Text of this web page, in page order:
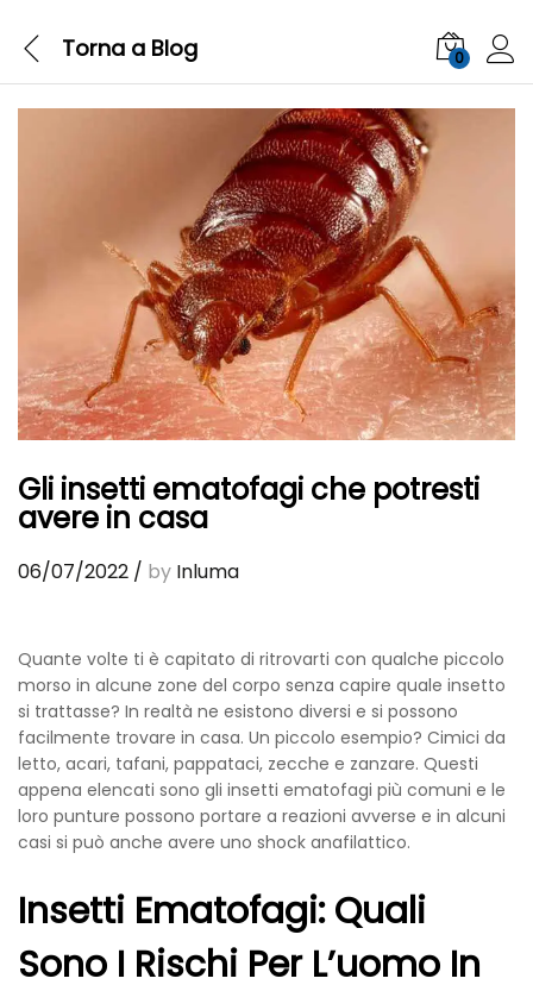
Torna a Blog 0
Gli insetti ematofagi che potresti
avere in casa
06/07/2022 / by Inluma
Quante volte ti è capitato di ritrovarti con qualche piccolo
morso in alcune zone del corpo senza capire quale insetto
si trattasse? In realtà ne esistono diversi e si possono
facilmente trovare in casa. Un piccolo esempio? Cimici da
letto, acari, tafani, pappataci, zecche e zanzare. Questi
appena elencati sono gli insetti ematofagi più comuni e le
loro punture possono portare a reazioni avverse e in alcuni
casi si può anche avere uno shock anafilattico.
Insetti Ematofagi: Quali
Sono I Rischi Per L’uomo In